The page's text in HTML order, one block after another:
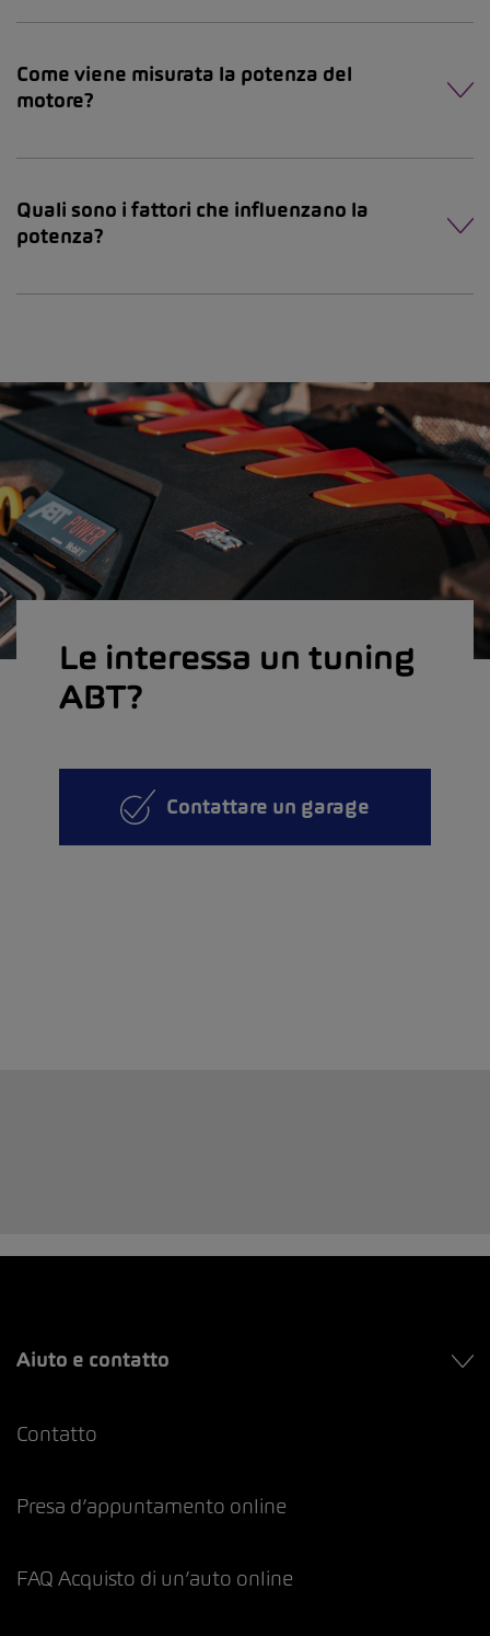
Come viene misurata la potenza del
motore?
Quali sono i fattori che influenzano la
potenza?
Le interessa un tuning
ABT?
Contattare un garage
Aiuto e contatto
Contatto
Presa d’appuntamento online
FAQ Acquisto di un’auto online